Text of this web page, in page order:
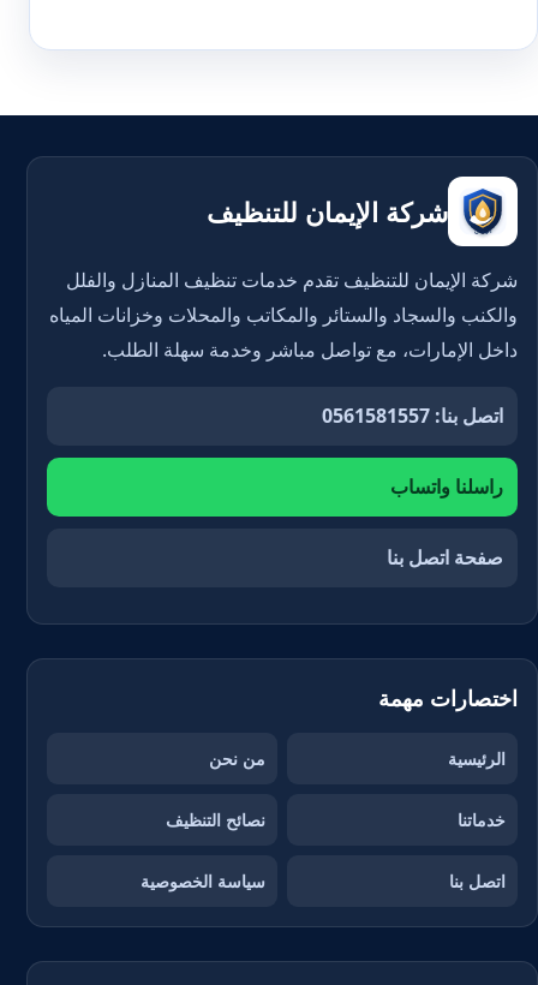
شركة الإيمان للتنظيف
شركة الإيمان للتنظيف تقدم خدمات تنظيف المنازل والفلل
والكنب والسجاد والستائر والمكاتب والمحلات وخزانات المياه
داخل الإمارات، مع تواصل مباشر وخدمة سهلة الطلب.
اتصل بنا: 0561581557
راسلنا واتساب
صفحة اتصل بنا
اختصارات مهمة
الرئيسية من نحن
خدماتنا نصائح التنظيف
اتصل بنا سياسة الخصوصية